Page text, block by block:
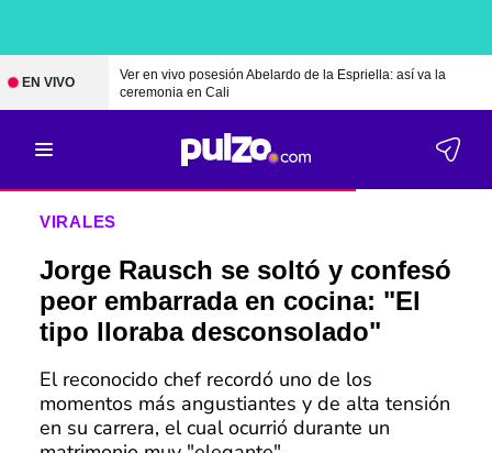
EN VIVO
Ver en vivo posesión Abelardo de la Espriella: así va la
ceremonia en Cali
VIRALES
Jorge Rausch se soltó y confesó
peor embarrada en cocina: "El
tipo lloraba desconsolado"
El reconocido chef recordó uno de los
momentos más angustiantes y de alta tensión
en su carrera, el cual ocurrió durante un